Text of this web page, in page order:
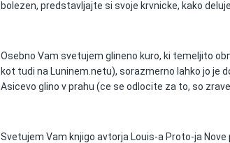
bolezen, predstavljajte si svoje krvnicke, kako
Osebno Vam svetujem glineno kuro, ki temeljito
kot tudi na Luninem.netu), sorazmerno lahko jo je
Asicevo glino v prahu (ce se odlocite za to, so
Svetujem Vam knjigo avtorja Louis-a Proto-ja Nove